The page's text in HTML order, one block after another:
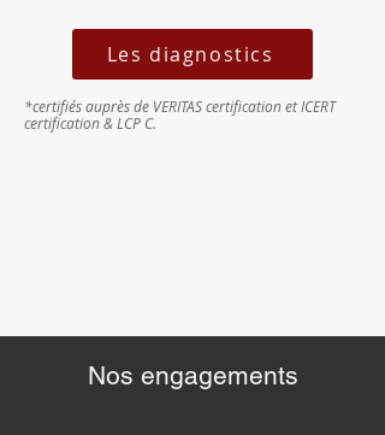
Les diagnostics
*certifiés auprès de VERITAS certification et ICERT
certification & LCP C.
Nos engagements